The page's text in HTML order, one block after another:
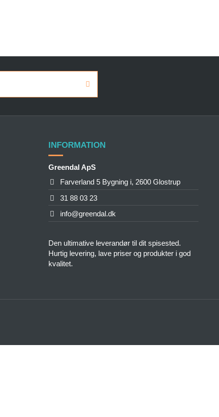
INFORMATION
Greendal ApS
Farverland 5 Bygning i, 2600 Glostrup
31 88 03 23
info@greendal.dk
Den ultimative leverandør til dit spisested.
Hurtig levering, lave priser og produkter i god
kvalitet.